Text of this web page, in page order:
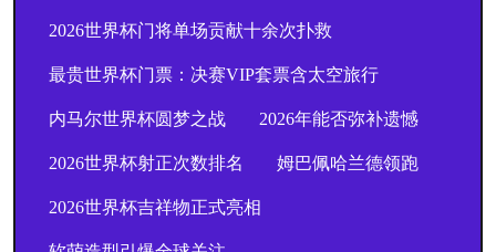
2026世界杯门将单场贡献十余次扑救
最贵世界杯门票：决赛VIP套票含太空旅行
内马尔世界杯圆梦之战 2026年能否弥补遗憾
2026世界杯射正次数排名 姆巴佩哈兰德领跑
2026世界杯吉祥物正式亮相